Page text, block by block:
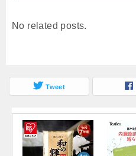
No related posts.
Tweet